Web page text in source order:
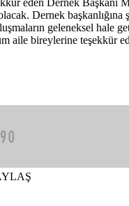
Dernek
geleneksel hale
aile bireylerine teşekkür